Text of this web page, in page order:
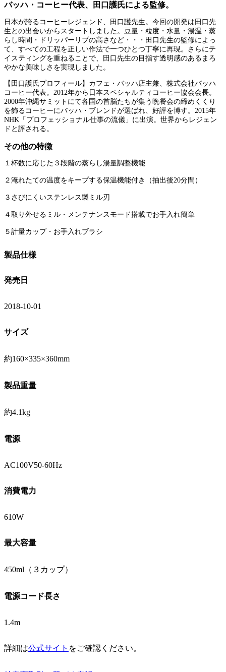
バッハ・コーヒー代表、田口護氏による監修。
日本が誇るコーヒーレジェンド、田口護先生。今回の開発は田口先
生との出会いからスタートしました。豆量・粒度・水量・湯温・蒸
らし時間・ドリッパーリブの高さなど・・・田口先生の監修によっ
て、すべての工程を正しい作法で一つひとつ丁寧に再現。さらにテ
イスティングを重ねることで、田口先生の目指す透明感のあるまろ
やかな美味しさを実現しました。
【田口護氏プロフィール】カフェ・バッハ店主兼、株式会社バッハ
コーヒー代表。2012年から日本スペシャルティコーヒー協会会長。
2000年沖縄サミットにて各国の首脳たちが集う晩餐会の締めくくり
を飾るコーヒーにバッハ・ブレンドが選ばれ、好評を博す。2015年
NHK「プロフェッショナル仕事の流儀」に出演。世界からレジェン
ドと評される。
その他の特徴
１杯数に応じた３段階の蒸らし湯量調整機能
２淹れたての温度をキープする保温機能付き（抽出後20分間）
３さびにくいステンレス製ミル刃
４取り外せるミル・メンテナンスモード搭載でお手入れ簡単
５計量カップ・お手入れブラシ
製品仕様
発売日
2018-10-01
サイズ
約160×335×360mm
製品重量
約4.1kg
電源
AC100V50-60Hz
消費電力
610W
最大容量
450ml（３カップ）
電源コード長さ
1.4m
詳細は公式サイト をご確認ください。